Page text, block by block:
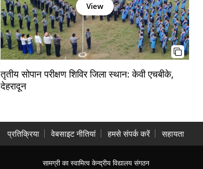
View
तृतीय सोपान परीक्षण शिविर जिला स्थान: केवी एचबीके,
देहरादून
प्रतिक्रिया वेबसाइट नीतियां हमसे संपर्क करें सहायता
सामग्री का स्वामित्व केन्द्रीय विद्यालय संगठन